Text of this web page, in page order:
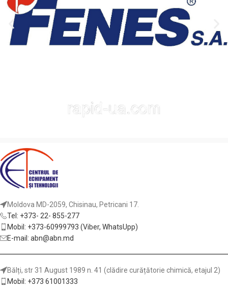
Moldova MD-2059, Chisinau, Petricani 17.
Tel: +373- 22- 855-277
Mobil: +373-60999793 (Viber, WhatsUpp)
E-mail: abn@abn.md
Bălți, str 31 August 1989 n. 41 (clădire curățătorie chimică, etajul 2)
Mobil: +373 61001333